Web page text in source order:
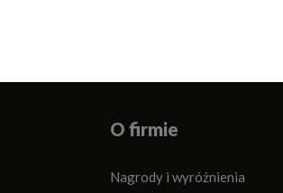
O firmie
Nagrody i wyróżnienia